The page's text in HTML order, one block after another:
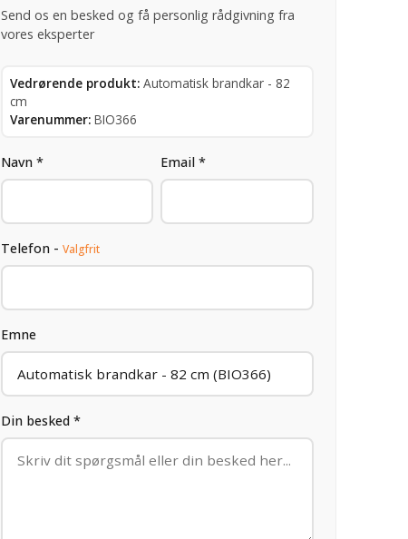
Send os en besked og få personlig rådgivning fra
vores eksperter
Vedrørende produkt: Automatisk brandkar - 82
cm
Varenummer: BIO366
Navn * Email *
Telefon - Valgfrit
Emne
Din besked *